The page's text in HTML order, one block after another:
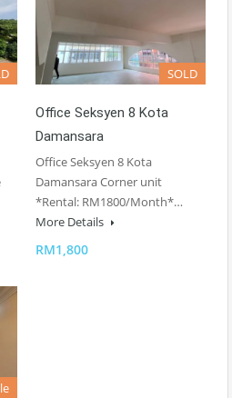
SOLD
Office Seksyen 8 Kota
Damansara
Office Seksyen 8 Kota
Damansara Corner unit
*Rental: RM1800/Month*…
More Details
RM1,800